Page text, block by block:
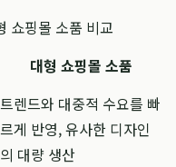
쇼핑몰 소품 비교
대형 쇼핑몰 소품
트렌드와 대중적 수요를 빠
르게 반영, 유사한 디자인
의 대량 생산